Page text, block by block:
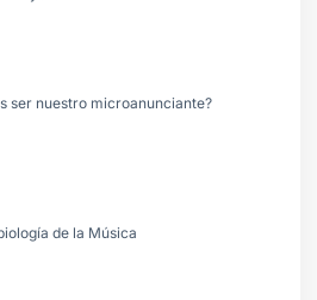
ser nuestro microanunciante?
de la Música